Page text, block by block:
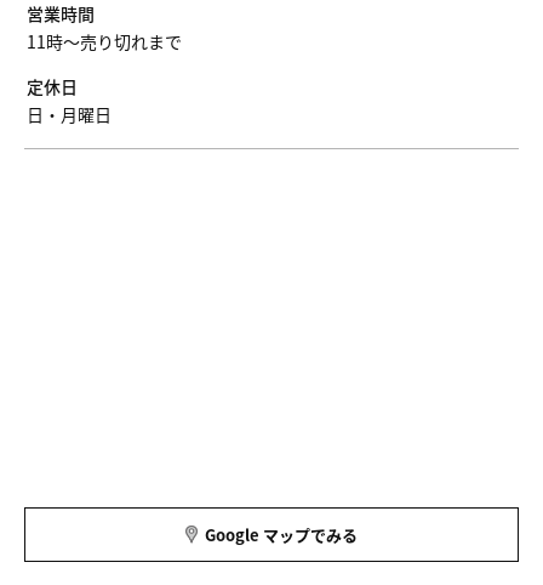
営業時間
11時〜売り切れまで
定休日
日・月曜日
Google マップでみる